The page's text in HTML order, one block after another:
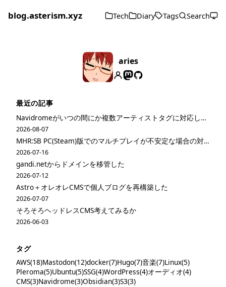
blog.asterism.xyz Tech Diary Tags Search
aries
最近の記事
Navidromeがいつの間にか複数アーティストタグに対応してた
2026-08-07
MHR:SB PC(Steam)版でのマルチプレイが不安定な場合の対策
2026-07-16
gandi.netからドメインを移管した
2026-07-12
Astro＋オレオレCMSで個人ブログを再構築した
2026-07-07
そろそろヘッドレスCMS考えてみるか
2026-06-03
タグ
AWS(18)Mastodon(12)docker(7)Hugo(7)音楽(7)Linux(5)
Pleroma(5)Ubuntu(5)SSG(4)WordPress(4)オーディオ(4)
CMS(3)Navidrome(3)Obsidian(3)S3(3)